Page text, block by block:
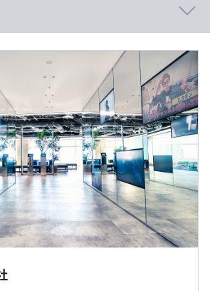
ります。
自社クリエイターが利用する開発プ
ります。
ミュニケーションや、裁量労働制・
も取り入れており、多様性のある働き
るコードには、全てコードレビュー
ングを実施
支給（自己研鑽やエンタメに触れる
した制度）
度
考慮の上、決定します
円～、
支給いたします
示額を保証するものではありません）
とし、労働者の決定に委ねる